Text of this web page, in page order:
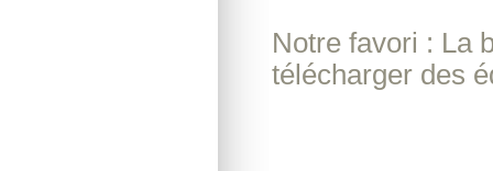
Notre favori : La
télécharger des